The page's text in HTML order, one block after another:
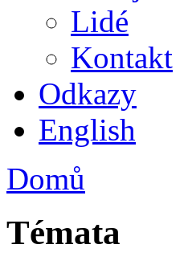
Lidé
Kontakt
Odkazy
English
Domů
Témata